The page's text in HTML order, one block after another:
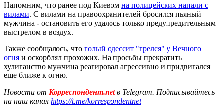
Напомним, что ранее под Киевом на полицейских напали с
вилами. С вилами на правоохранителей бросился пьяный
мужчина - остановить его удалось только предупредительным
выстрелом в воздух.
Также сообщалось, что голый одессит "грелся" у Вечного
огня и оскорблял прохожих. На просьбы прекратить
хулиганство мужчина реагировал агрессивно и придвигался
еще ближе к огню.
Новости от Корреспондент.netв Telegram. Подписывайтесь
на наш канал https://t.me/korrespondentnet